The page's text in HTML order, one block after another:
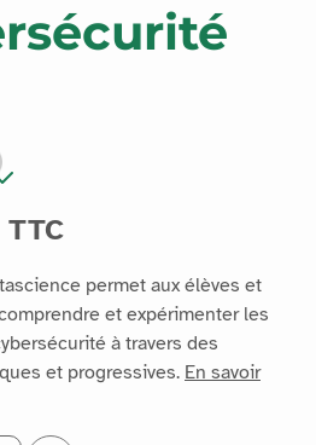
permet aux élèves et
et expérimenter les
à travers des
et progressives. En savoir